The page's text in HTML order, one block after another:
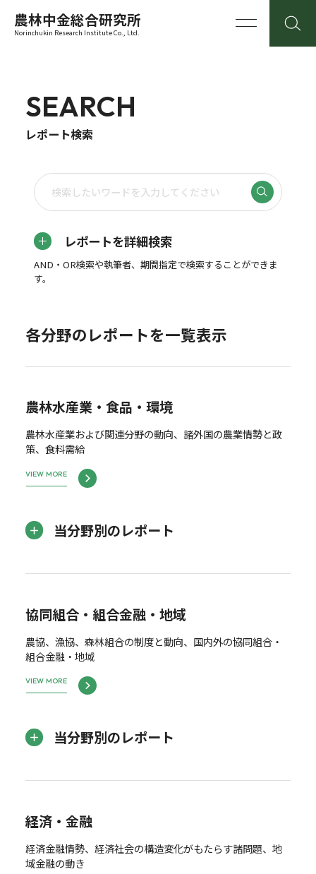
農林中金総合研究所
Norinchukin Research Institute Co., Ltd.
SEARCH
レポート検索
レポートを詳細検索
AND・OR検索や執筆者、期間指定で検索することができま
す。
各分野のレポートを一覧表示
農林水産業・食品・環境
農林水産業および関連分野の動向、諸外国の農業情勢と政
策、食料需給
VIEW MORE
当分野別のレポート
協同組合・組合金融・地域
農協、漁協、森林組合の制度と動向、国内外の協同組合・
組合金融・地域
VIEW MORE
当分野別のレポート
経済・金融
経済金融情勢、経済社会の構造変化がもたらす諸問題、地
域金融の動き